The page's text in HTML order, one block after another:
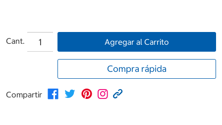
Cant. Agregar al Carrito
Compra rápida
Compartir